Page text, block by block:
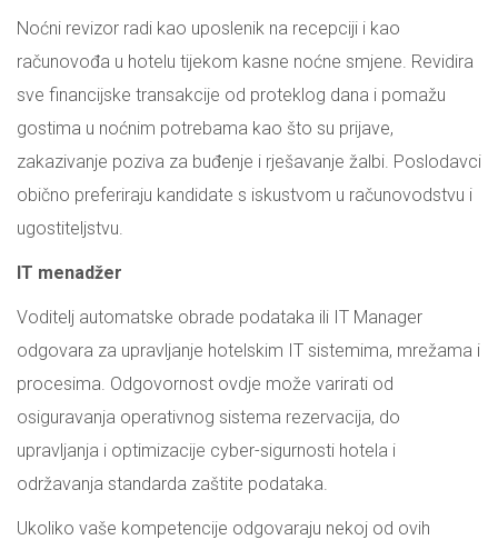
Noćni revizor radi kao uposlenik na recepciji i kao
računovođa u hotelu tijekom kasne noćne smjene. Revidira
sve financijske transakcije od proteklog dana i pomažu
gostima u noćnim potrebama kao što su prijave,
zakazivanje poziva za buđenje i rješavanje žalbi. Poslodavci
obično preferiraju kandidate s iskustvom u računovodstvu i
ugostiteljstvu.
IT menadžer
Voditelj automatske obrade podataka ili IT Manager
odgovara za upravljanje hotelskim IT sistemima, mrežama i
procesima. Odgovornost ovdje može varirati od
osiguravanja operativnog sistema rezervacija, do
upravljanja i optimizacije cyber-sigurnosti hotela i
održavanja standarda zaštite podataka.
Ukoliko vaše kompetencije odgovaraju nekoj od ovih